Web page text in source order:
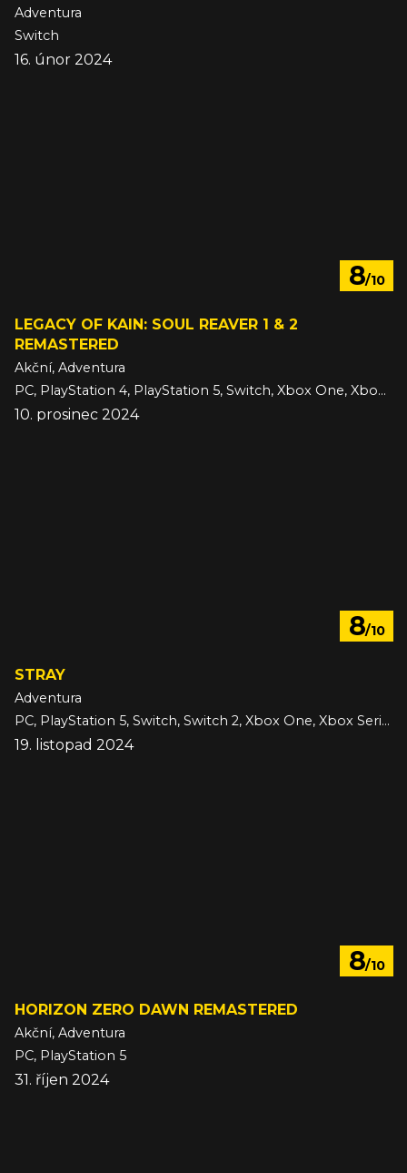
Adventura
Switch
16. únor 2024
8/10
LEGACY OF KAIN: SOUL REAVER 1 & 2
REMASTERED
Akční, Adventura
PC, PlayStation 4, PlayStation 5, Switch, Xbox One, Xbox Series
10. prosinec 2024
8/10
STRAY
Adventura
PC, PlayStation 5, Switch, Switch 2, Xbox One, Xbox Series
19. listopad 2024
8/10
HORIZON ZERO DAWN REMASTERED
Akční, Adventura
PC, PlayStation 5
31. říjen 2024